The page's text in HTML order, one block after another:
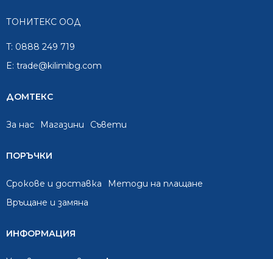
ТОНИТЕКС ООД
T: 0888 249 719
E: trade@kilimibg.com
ДОМТЕКС
За нас Mагазини Съвети
ПОРЪЧКИ
Срокове и доставка
Методи на плащане
Връщане и замяна
ИНФОРМАЦИЯ